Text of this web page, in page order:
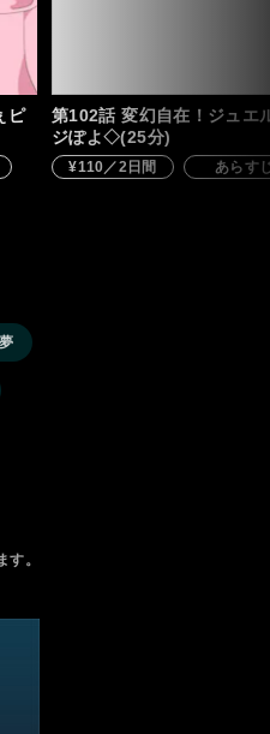
ピ
第102話 変幻自在！ジュエ
ジぽよ◇(25分)
¥110／2日間 あらす
。